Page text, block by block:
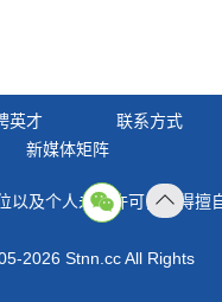
英才
联系方式
新媒体矩阵
以及个人未经许可，不得擅
2026 Stnn.cc All Rights
顶部